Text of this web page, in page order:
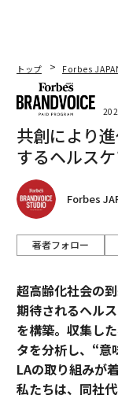
トップ Forbes
共創により
するヘルス
Forbes
著者フォロー
超高齢化社会の
期待されるヘル
を構築。収集し
タを分析し、“意
LAの取り組みが
私たちは、同社